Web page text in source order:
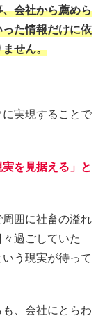
会社から薦めら
た情報だけに依
せん。
実現することで
を見据える」と
囲に社畜の溢れ
過ごしていた
う現実が待って
、会社にとらわ